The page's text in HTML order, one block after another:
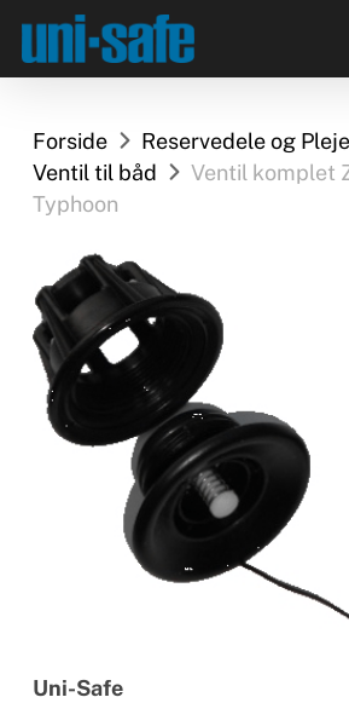
main
Forside
Reservedele og
Ventil til båd
Ventil komplet
Typhoon
Uni-Safe